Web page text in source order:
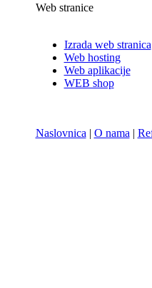
Web stranice
Izrada web stranica
Web hosting
Web aplikacije
WEB shop
Naslovnica | O nama |